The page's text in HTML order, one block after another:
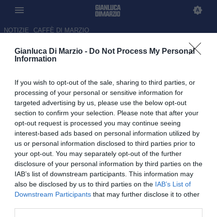
Gianluca Di Marzio - Do Not Process My Personal
Information
If you wish to opt-out of the sale, sharing to third parties, or
processing of your personal or sensitive information for
targeted advertising by us, please use the below opt-out
section to confirm your selection. Please note that after your
opt-out request is processed you may continue seeing
interest-based ads based on personal information utilized by
us or personal information disclosed to third parties prior to
your opt-out. You may separately opt-out of the further
disclosure of your personal information by third parties on the
IAB’s list of downstream participants. This information may
also be disclosed by us to third parties on the IAB’s List of
Downstream Participants that may further disclose it to other
NOTIZIE CAFFÈ DI MARZIO
Napoli-Bologna, trasferta
Romagna: la nota
06.05.2026 08:28 di Redazione
Il prefetto di Napoli ha disposto il divieto di vendita dei biglietti ai
residenti in Emilia-Romagna per il match del "Maradona"